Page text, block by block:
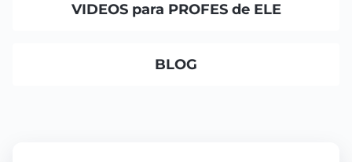
VIDEOS para PROFES de ELE
BLOG